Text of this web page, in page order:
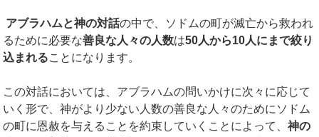
アブラハムと神の対話の中で、ソドムの町が滅亡から救われ
るために必要な善良な人々の人数は50人から10人にまで絞り
込まれることになります。
この対話においては、アブラハムの問いかけに次々に応じて
いく形で、神がより少ない人数の善良な人々のためにソドム
の町に恩赦を与えることを約束していくことによって、神の